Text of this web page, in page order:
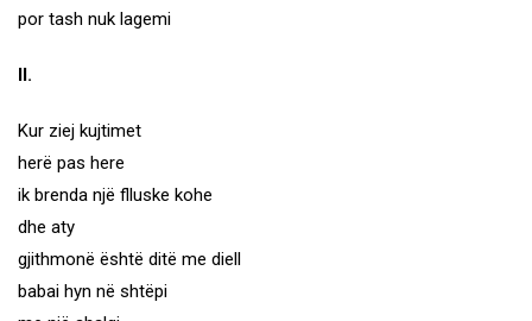
por tash nuk lagemi
II.
Kur ziej kujtimet
herë pas here
ik brenda një flluske kohe
dhe aty
gjithmonë është ditë me diell
babai hyn në shtëpi